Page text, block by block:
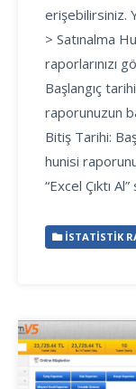
erişebilirsiniz.
> Satınalma
raporlarınızı
Başlangıç
raporunuzun
Bitiş Tarihi:
hunisi
“Excel Çıktı
İSTATISTIK